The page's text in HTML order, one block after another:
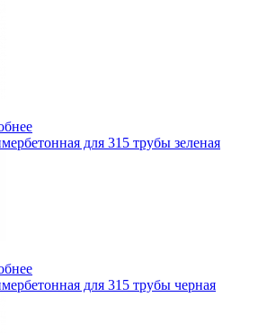
для 315 трубы зеленая
для 315 трубы черная